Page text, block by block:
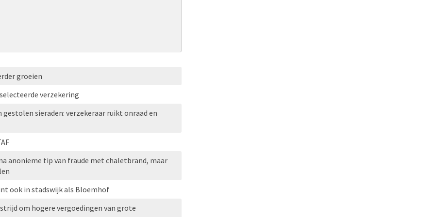
groeien
verzekering
sieraden: verzekeraar ruikt onraad en
anonieme tip van fraude met chaletbrand, maar
ook in stadswijk als Bloemhof
om hogere vergoedingen van grote